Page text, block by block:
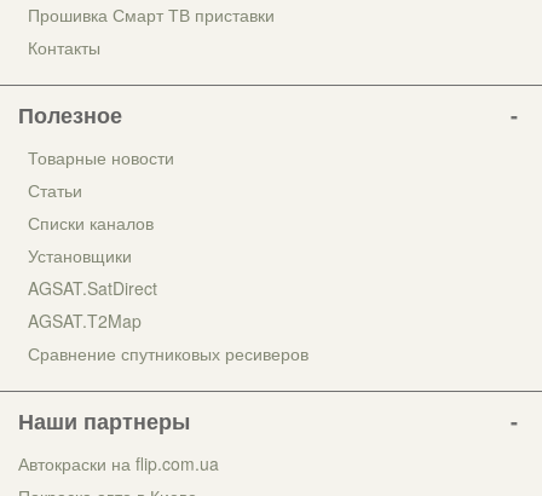
Прошивка Смарт ТВ приставки
Контакты
Полезное
Товарные новости
Статьи
Списки каналов
Установщики
AGSAT.SatDirect
AGSAT.T2Map
Сравнение спутниковых ресиверов
Наши партнеры
Автокраски на flip.com.ua